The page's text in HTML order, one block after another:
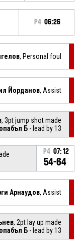
P4 06:26
, Personal foul
Йорданов, Assist
, 3pt jump shot made
Б - lead by 13
P4 07:12
54-64
Арнаудов, Assist
, 2pt lay up made
Б - lead by 13